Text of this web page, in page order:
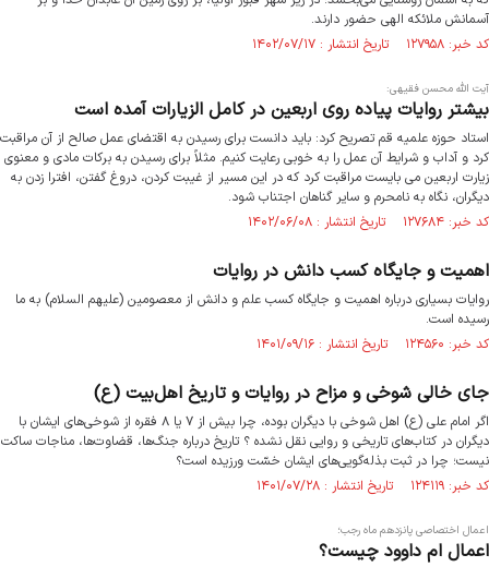
آسمانش ملائکه الهی حضور دارند.
کد خبر: ۱۲۷۹۵۸ تاریخ انتشار : ۱۴۰۲/۰۷/۱۷
آیت الله محسن فقیهی:
بیشتر روایات پیاده روی اربعین در کامل الزیارات آمده است
استاد حوزه علمیه قم تصریح کرد: باید دانست برای رسیدن به اقتضای عمل صالح از آن مراقبت
کرد و آداب و شرایط آن عمل را به خوبی رعایت کنیم. مثلاً برای رسیدن به برکات مادی و معنوی
زیارت اربعین می بایست مراقبت کرد که در این مسیر از غیبت کردن، دروغ گفتن، افترا زدن به
دیگران، نگاه به نامحرم و سایر گناهان اجتناب شود.
کد خبر: ۱۲۷۶۸۴ تاریخ انتشار : ۱۴۰۲/۰۶/۰۸
اهمیت و جایگاه کسب دانش در روایات
روایات بسیاری درباره اهمیت و جایگاه کسب علم و دانش از معصومین (علیهم السلام) به ما
رسیده است.
کد خبر: ۱۲۴۵۶۰ تاریخ انتشار : ۱۴۰۱/۰۹/۱۶
جای خالی شوخی و مزاح در روایات و تاریخ اهل‌بیت (ع)
اگر امام علی (ع) اهل شوخی با دیگران بوده، چرا بیش از ۷ یا ۸ فقره از شوخی‌های ایشان با
دیگران در کتاب‌های تاریخی و روایی نقل نشده ؟ تاریخ درباره جنگ‌ها، قضاوت‌ها، مناجات ساکت
نیست؛ چرا در ثبت بذله‌گویی‌های ایشان خسّت ورزیده است؟
کد خبر: ۱۲۴۱۱۹ تاریخ انتشار : ۱۴۰۱/۰۷/۲۸
اعمال اختصاصی پانزدهم ماه رجب؛
اعمال ام داوود چیست؟